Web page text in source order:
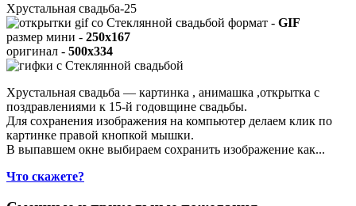
Хрустальная свадьба-25
формат - GIF
размер мини - 250x167
оригинал - 500x334
Хрустальная свадьба — картинка , анимашка ,открытка с
поздравлениями к 15-й годовщине свадьбы.
Для сохранения изображения на компьютер делаем клик по
картинке правой кнопкой мышки.
В выпавшем окне выбираем сохранить изображение как...
Что скажете?